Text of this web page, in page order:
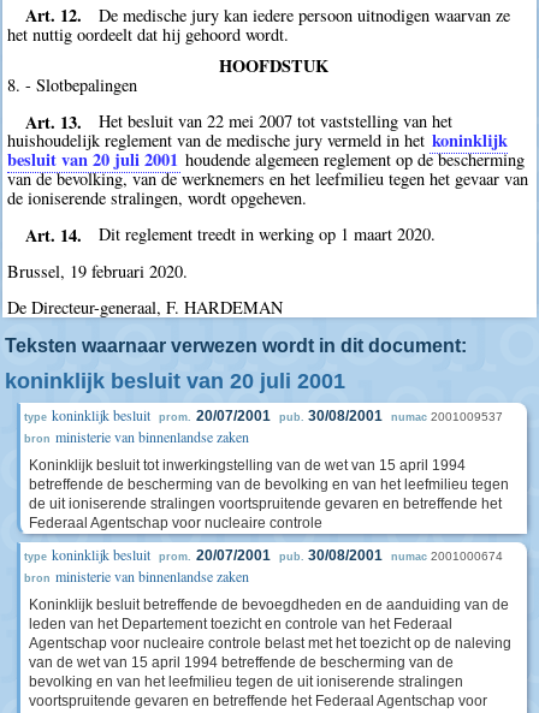
Art. 12.
De medische jury kan iedere persoon uitnodigen waarvan ze
het nuttig oordeelt dat hij gehoord wordt.
HOOFDSTUK
8. - Slotbepalingen
Art. 13.
Het besluit van 22 mei 2007 tot vaststelling van het
huishoudelijk reglement van de medische jury vermeld in het koninklijk
besluit van 20 juli 2001 houdende algemeen reglement op de bescherming
van de bevolking, van de werknemers en het leefmilieu tegen het gevaar van
de ioniserende stralingen, wordt opgeheven.
Art. 14.
Dit reglement treedt in werking op 1 maart 2020.
Brussel, 19 februari 2020.
De Directeur-generaal, F. HARDEMAN
Teksten waarnaar verwezen wordt in dit document:
koninklijk besluit van 20 juli 2001
type koninklijk besluit prom. 20/07/2001 pub. 30/08/2001 numac 2001009537
bron ministerie van binnenlandse zaken
Koninklijk besluit tot inwerkingstelling van de wet van 15 april 1994
betreffende de bescherming van de bevolking en van het leefmilieu tegen
de uit ioniserende stralingen voortspruitende gevaren en betreffende het
Federaal Agentschap voor nucleaire controle
type koninklijk besluit prom. 20/07/2001 pub. 30/08/2001 numac 2001000674
bron ministerie van binnenlandse zaken
Koninklijk besluit betreffende de bevoegdheden en de aanduiding van de
leden van het Departement toezicht en controle van het Federaal
Agentschap voor nucleaire controle belast met het toezicht op de naleving
van de wet van 15 april 1994 betreffende de bescherming van de
bevolking en van het leefmilieu tegen de uit ioniserende stralingen
voortspruitende gevaren en betreffende het Federaal Agentschap voor